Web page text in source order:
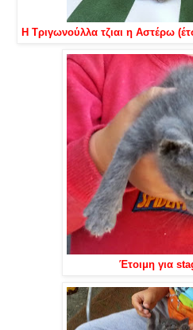
Η Τριγωνούλλα τζιαι η Αστέρω
Έτοιμη για